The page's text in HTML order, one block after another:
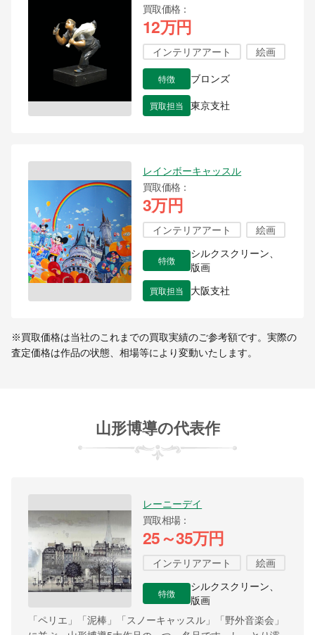
買取価格
12万円
インテリアアート 絵画
特徴 ブロンズ
買取担当 東京支社
レインボーキャッスル
買取価格
3万円
インテリアアート 絵画
特徴
シルクスクリーン、
版画
買取担当 大阪支社
※買取価格は当社のこれまでの買取実績のご参考額です。実際の
査定価格は作品の状態、相場等により変動いたします。
山形博導の代表作
レーニーデイ
買取相場
25～35万円
インテリアアート 絵画
特徴
シルクスクリーン、
版画
「ペリエ」「泥棒」「スノーキャッスル」「野外音楽会」